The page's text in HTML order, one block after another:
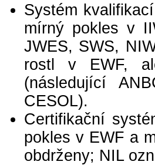
Systém
mírný pokles v
JWES, SWS,
rostl v EWF,
(následující
CESOL).
Certifikační
pokles v EWF a
obdrženy; NIL